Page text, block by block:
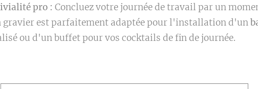
pro : Concluez votre journée de travail par un
gravier est parfaitement adaptée pour l'installation d'un
ou d'un buffet pour vos cocktails de fin de journée.